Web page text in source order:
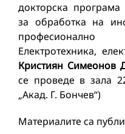
докторска програма
за обработка на
Електротехника,
Кристиян Симеонов
се проведе в зала
„Акад. Г. Бончев“)
Материалите са